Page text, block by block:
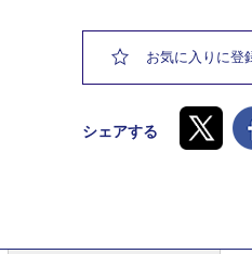
お気に入りに登
シェアする